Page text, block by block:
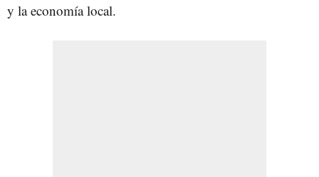
y la economía local.